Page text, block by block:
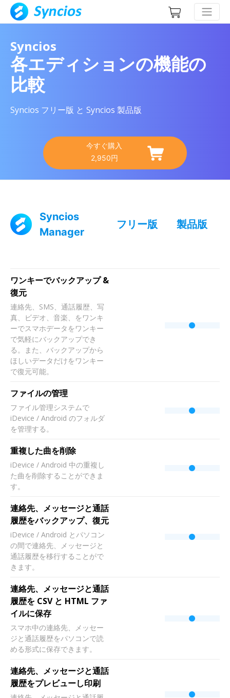
Syncios
各エディションの機能の
比較
Syncios フリー版 と Syncios 製品版
今すぐ購入
2,950円
Syncios
Manager
フリー版 製品版
ワンキーでバックアップ &
復元
連絡先、SMS、通話履歴、写
真、ビデオ、音楽、をワンキ
ーでスマホデータをワンキー
で気軽にバックアップでき
る。また、バックアップから
ほしいデータだけをワンキー
で復元可能。
ファイルの管理
ファイル管理システムで
iDevice / Android のフォルダ
を管理する。
重複した曲を削除
iDevice / Android 中の重複し
た曲を削除することができま
す。
連絡先、メッセージと通話
履歴をバックアップ、復元
iDevice / Android とパソコン
の間で連絡先、メッセージと
通話履歴を移行することがで
きます。
連絡先、メッセージと通話
履歴を CSV と HTML ファ
イルに保存
スマホ中の連絡先、メッセー
ジと通話履歴をパソコンで読
める形式に保存できます。
連絡先、メッセージと通話
履歴をプレビューし印刷